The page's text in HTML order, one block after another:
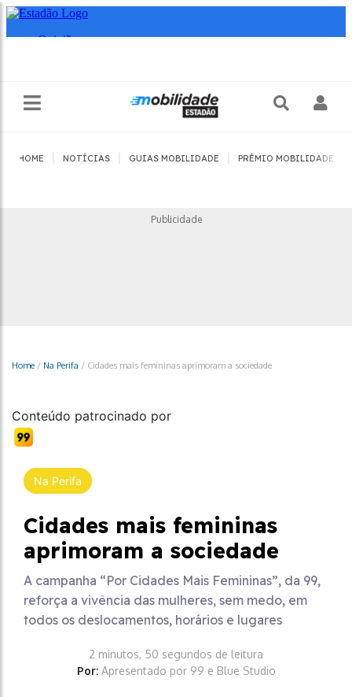
HOME NOTÍCIAS GUIAS MOBILIDADE PRÊMIO MOBILIDADE
Publicidade
Home / Na Perifa / Cidades mais femininas aprimoram a sociedade
Conteúdo patrocinado por
Na Perifa
Cidades mais femininas
aprimoram a sociedade
A campanha “Por Cidades Mais Femininas”, da 99,
reforça a vivência das mulheres, sem medo, em
todos os deslocamentos, horários e lugares
2 minutos, 50 segundos de leitura
Por: Apresentado por 99 e Blue Studio